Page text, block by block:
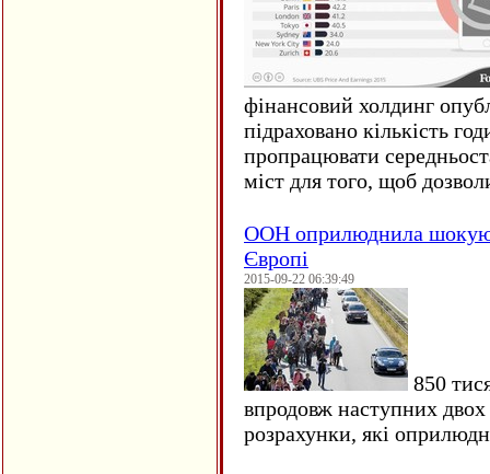
фінансовий холдинг
підраховано кількість
пропрацювати
міст для того, щоб
ООН оприлюднила
Європі
2015-09-22 06:39:49
850
впродовж наступних
розрахунки, які